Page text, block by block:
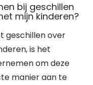
bij geschillen
mijn kinderen?
geschillen over
is het
om deze
manier aan te